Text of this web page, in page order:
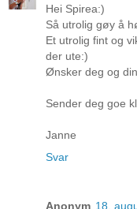
Hei Spirea:)
Så utrolig gøy å
Et utrolig fint og
der ute:)
Ønsker deg og
Sender deg goe
Janne
Svar
Anonym 18.